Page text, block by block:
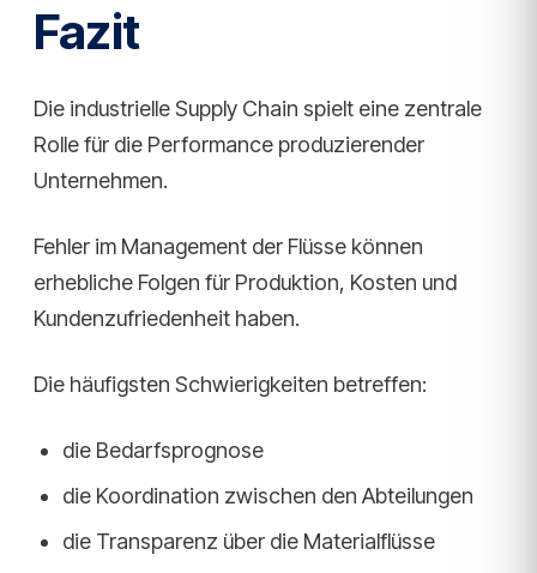
Fazit
Die industrielle Supply Chain spielt eine zentrale
Rolle für die Performance produzierender
Unternehmen.
Fehler im Management der Flüsse können
erhebliche Folgen für Produktion, Kosten und
Kundenzufriedenheit haben.
Die häufigsten Schwierigkeiten betreffen:
die Bedarfsprognose
die Koordination zwischen den Abteilungen
die Transparenz über die Materialflüsse